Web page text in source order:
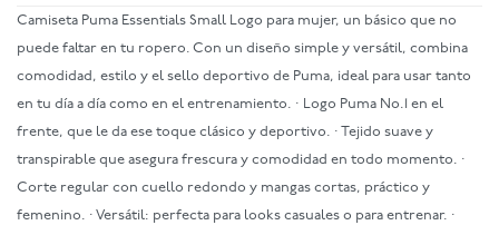
Camiseta Puma Essentials Small Logo para mujer, un básico que no
puede faltar en tu ropero. Con un diseño simple y versátil, combina
comodidad, estilo y el sello deportivo de Puma, ideal para usar tanto
en tu día a día como en el entrenamiento. · Logo Puma No.1 en el
frente, que le da ese toque clásico y deportivo. · Tejido suave y
transpirable que asegura frescura y comodidad en todo momento. ·
Corte regular con cuello redondo y mangas cortas, práctico y
femenino. · Versátil: perfecta para looks casuales o para entrenar. ·